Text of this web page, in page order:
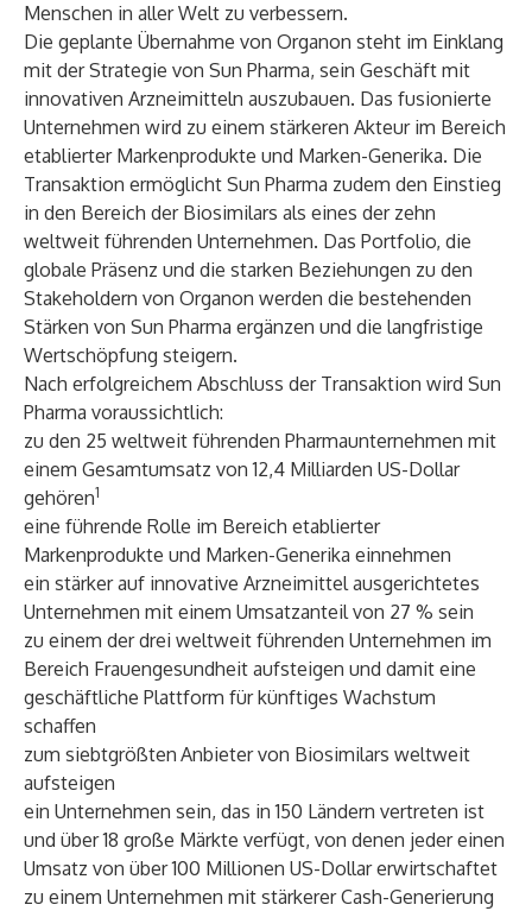
Menschen in aller Welt zu verbessern.
Die geplante Übernahme von Organon steht im Einklang
mit der Strategie von Sun Pharma, sein Geschäft mit
innovativen Arzneimitteln auszubauen. Das fusionierte
Unternehmen wird zu einem stärkeren Akteur im Bereich
etablierter Markenprodukte und Marken-Generika. Die
Transaktion ermöglicht Sun Pharma zudem den Einstieg
in den Bereich der Biosimilars als eines der zehn
weltweit führenden Unternehmen. Das Portfolio, die
globale Präsenz und die starken Beziehungen zu den
Stakeholdern von Organon werden die bestehenden
Stärken von Sun Pharma ergänzen und die langfristige
Wertschöpfung steigern.
Nach erfolgreichem Abschluss der Transaktion wird Sun
Pharma voraussichtlich:
zu den 25 weltweit führenden Pharmaunternehmen mit
einem Gesamtumsatz von 12,4 Milliarden US-Dollar
gehören1
eine führende Rolle im Bereich etablierter
Markenprodukte und Marken-Generika einnehmen
ein stärker auf innovative Arzneimittel ausgerichtetes
Unternehmen mit einem Umsatzanteil von 27 % sein
zu einem der drei weltweit führenden Unternehmen im
Bereich Frauengesundheit aufsteigen und damit eine
geschäftliche Plattform für künftiges Wachstum
schaffen
zum siebtgrößten Anbieter von Biosimilars weltweit
aufsteigen
ein Unternehmen sein, das in 150 Ländern vertreten ist
und über 18 große Märkte verfügt, von denen jeder einen
Umsatz von über 100 Millionen US-Dollar erwirtschaftet
zu einem Unternehmen mit stärkerer Cash-Generierung